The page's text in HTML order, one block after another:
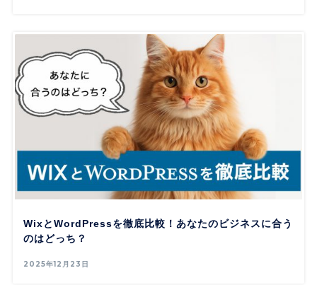
WixとWordPressを徹底比較！あなたのビジネスに合う
のはどっち？
2025年12月23日